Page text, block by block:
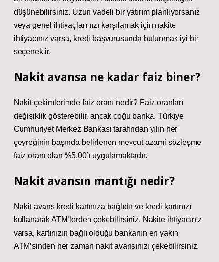
düşünebilirsiniz. Uzun vadeli bir yatırım planlıyorsanız
veya genel ihtiyaçlarınızı karşılamak için nakite
ihtiyacınız varsa, kredi başvurusunda bulunmak iyi bir
seçenektir.
Nakit avansa ne kadar faiz biner?
Nakit çekimlerimde faiz oranı nedir? Faiz oranları
değişiklik gösterebilir, ancak çoğu banka, Türkiye
Cumhuriyet Merkez Bankası tarafından yılın her
çeyreğinin başında belirlenen mevcut azami sözleşme
faiz oranı olan %5,00’ı uygulamaktadır.
Nakit avansın mantığı nedir?
Nakit avans kredi kartınıza bağlıdır ve kredi kartınızı
kullanarak ATM’lerden çekebilirsiniz. Nakite ihtiyacınız
varsa, kartınızın bağlı olduğu bankanın en yakın
ATM’sinden her zaman nakit avansınızı çekebilirsiniz.